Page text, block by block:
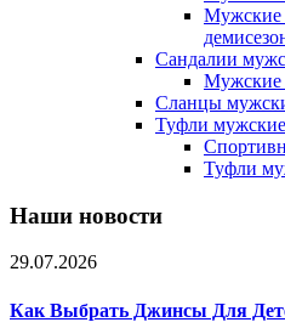
Мужские
Сандалии
Мужские
Сланцы
Туфли мужские
Туфли
Наши новости
29.07.2026
Как Выбрать Джинсы Для